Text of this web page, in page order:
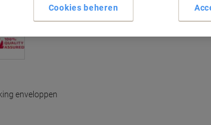
enveloppen
Gemaakt van 80 g/m² papier
Cookies beheren